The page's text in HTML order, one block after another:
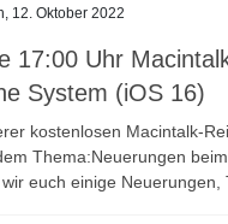
12. Oktober 2022
17:00 Uhr
System (iOS 16)
kostenlosen Macintalk-
Thema:Neuerungen
euch einige